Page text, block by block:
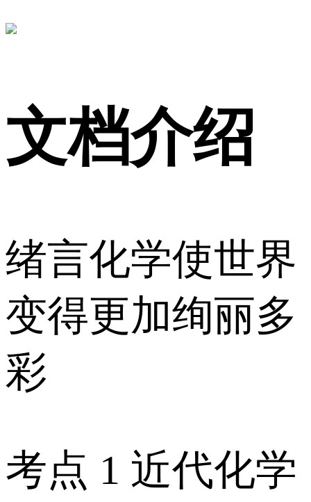
文档介绍
绪言化学使世界
变得更加绚丽多
彩
考点 1 近代化学